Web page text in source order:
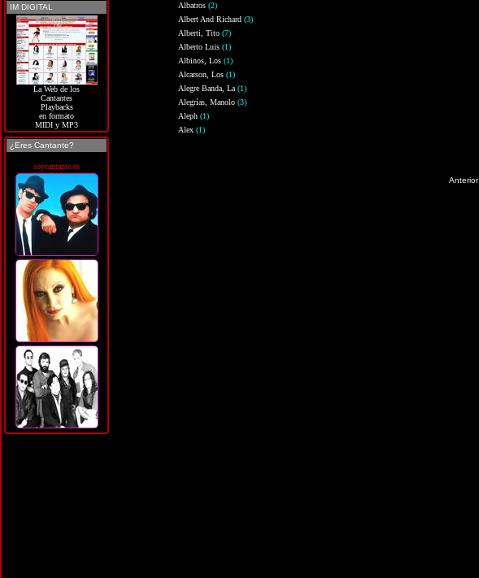
IM DIGITAL
La Web de los
Cantantes
Playbacks
en formato
MIDI y MP3
¿Eres Cantante?
soycantante.es
Albatros (2)
Albert And Richard (3)
Alberti, Tito (7)
Alberto Luis (1)
Albinos, Los (1)
Alcarson, Los (1)
Alegre Banda, La (1)
Alegrías, Manolo (3)
Aleph (1)
Alex (1)
Anterior